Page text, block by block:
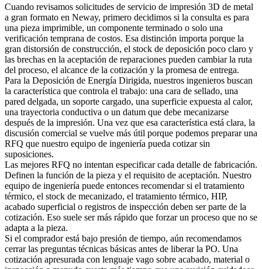
Cuando revisamos solicitudes de servicio de impresión 3D de metal
a gran formato en Neway, primero decidimos si la consulta es para
una pieza imprimible, un componente terminado o solo una
verificación temprana de costos. Esa distinción importa porque la
gran distorsión de construcción, el stock de deposición poco claro y
las brechas en la aceptación de reparaciones pueden cambiar la ruta
del proceso, el alcance de la cotización y la promesa de entrega.
Para la Deposición de Energía Dirigida, nuestros ingenieros buscan
la característica que controla el trabajo: una cara de sellado, una
pared delgada, un soporte cargado, una superficie expuesta al calor,
una trayectoria conductiva o un datum que debe mecanizarse
después de la impresión. Una vez que esa característica está clara, la
discusión comercial se vuelve más útil porque podemos preparar una
RFQ que nuestro equipo de ingeniería pueda cotizar sin
suposiciones.
Las mejores RFQ no intentan especificar cada detalle de fabricación.
Definen la función de la pieza y el requisito de aceptación. Nuestro
equipo de ingeniería puede entonces recomendar si el tratamiento
térmico, el stock de mecanizado, el tratamiento térmico, HIP,
acabado superficial o registros de inspección deben ser parte de la
cotización. Eso suele ser más rápido que forzar un proceso que no se
adapta a la pieza.
Si el comprador está bajo presión de tiempo, aún recomendamos
cerrar las preguntas técnicas básicas antes de liberar la PO. Una
cotización apresurada con lenguaje vago sobre acabado, material o